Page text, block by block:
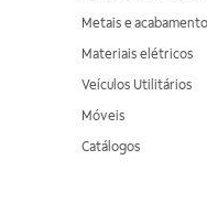
Metais e
Materiais elétricos
Veículos Utilitários
Móveis
Catálogos